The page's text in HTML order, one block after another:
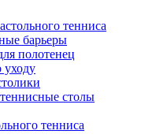
тенниса
барьеры
полотенец
уходу
столы
тенниса